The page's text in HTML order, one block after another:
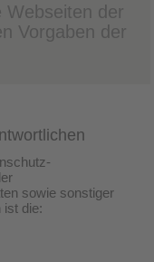
Webseiten der
Vorgaben der
sowie sonstiger
ist die: